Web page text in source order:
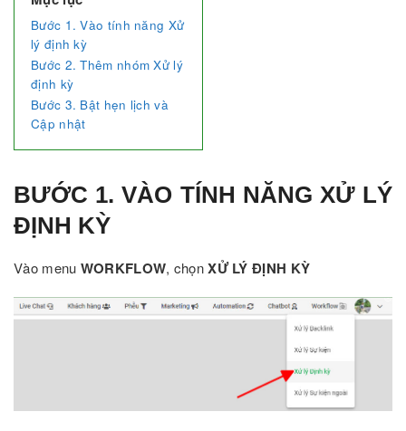
Bước 1. Vào tính năng Xử
lý định kỳ
Bước 2. Thêm nhóm Xử lý
định kỳ
Bước 3. Bật hẹn lịch và
Cập nhật
BƯỚC 1. VÀO TÍNH NĂNG XỬ LÝ
ĐỊNH KỲ
Vào menu WORKFLOW, chọnXỬ LÝ ĐỊNH KỲ